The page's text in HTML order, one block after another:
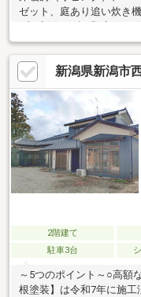
ゼット、庭あり追い炊き
野店まで 徒歩4分〇みず
住中のため、内覧の際は
新潟県新潟市
2階建て
駐車3台
～5つのポイント～○高額
根塗装】は令和7年に施